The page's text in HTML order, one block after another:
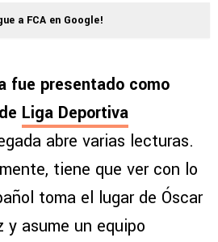
a FCA en Google!
fue presentado como
Liga Deportiva
abre varias lecturas.
tiene que ver con lo
toma el lugar de Óscar
y asume un equipo